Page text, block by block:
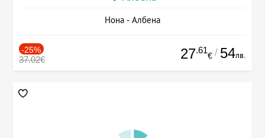
Нона - Албена
-25%
37.02€ 27.61
€ / 54лв.